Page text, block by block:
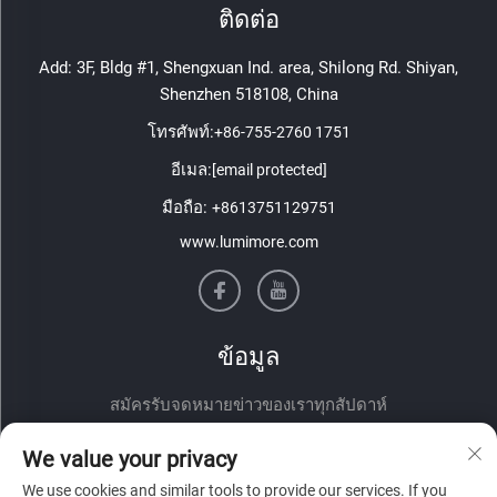
ติดต่อ
Add: 3F, Bldg #1, Shengxuan Ind. area, Shilong Rd. Shiyan,
Shenzhen 518108, China
โทรศัพท์:+86-755-2760 1751
อีเมล:[email protected]
มือถือ: +8613751129751
www.lumimore.com
ข้อมูล
สมัครรับจดหมายข่าวของเราทุกสัปดาห์
We value your privacy
We use cookies and similar tools to provide our services. If you